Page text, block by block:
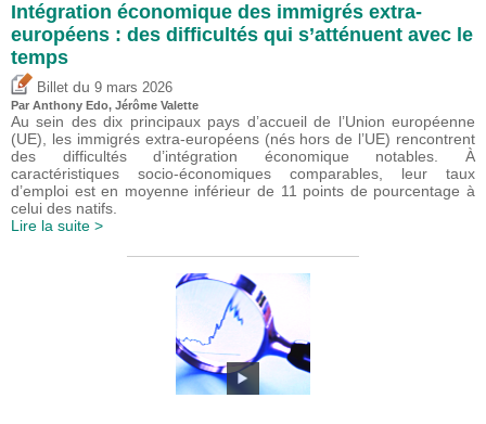
Intégration économique des immigrés extra-
européens : des difficultés qui s’atténuent avec le
temps
Billet du 9 mars 2026
Par Anthony Edo, Jérôme Valette
Au sein des dix principaux pays d’accueil de l’Union européenne
(UE), les immigrés extra-européens (nés hors de l’UE) rencontrent
des difficultés d’intégration économique notables. À
caractéristiques socio-économiques comparables, leur taux
d’emploi est en moyenne inférieur de 11 points de pourcentage à
celui des natifs.
Lire la suite >